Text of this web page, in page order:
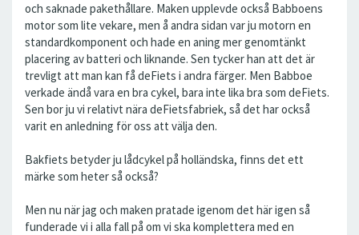
och saknade pakethållare. Maken upplevde också Babboens
motor som lite vekare, men å andra sidan var ju motorn en
standardkomponent och hade en aning mer genomtänkt
placering av batteri och liknande. Sen tycker han att det är
trevligt att man kan få deFiets i andra färger. Men Babboe
verkade ändå vara en bra cykel, bara inte lika bra som deFiets.
Sen bor ju vi relativt nära deFietsfabriek, så det har också
varit en anledning för oss att välja den.
Bakfiets betyder ju lådcykel på holländska, finns det ett
märke som heter så också?
Men nu när jag och maken pratade igenom det här igen så
funderade vi i alla fall på om vi ska komplettera med en